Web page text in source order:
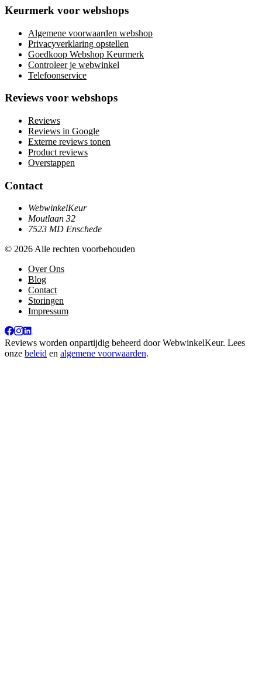
Keurmerk voor webshops
Algemene voorwaarden webshop
Privacyverklaring opstellen
Goedkoop Webshop Keurmerk
Controleer je webwinkel
Telefoonservice
Reviews voor webshops
Reviews
Reviews in Google
Externe reviews tonen
Product reviews
Overstappen
Contact
WebwinkelKeur
Moutlaan 32
7523 MD Enschede
© 2026 Alle rechten voorbehouden
Over Ons
Blog
Contact
Storingen
Impressum
Reviews worden onpartijdig beheerd doorWebwinkelKeur. Lees
onze beleid en algemene voorwaarden.